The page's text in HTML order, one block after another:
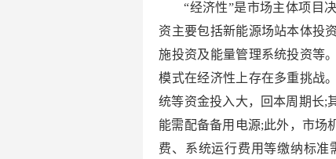
“经济性”是市场主体项目
资主要包括新能源场站本体投
施投资及能量管理系统投资等
模式在经济性上存在多重挑战
统等资金投入大，回本周期长;
能需配备备用电源;此外，市场
费、系统运行费用等缴纳标